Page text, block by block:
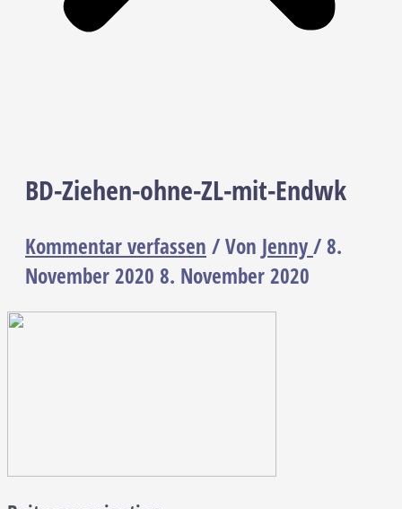
BD-Ziehen-ohne-ZL-mit-Endwk
Kommentar verfassen / Von Jenny/8.
November 2020 8. November 2020